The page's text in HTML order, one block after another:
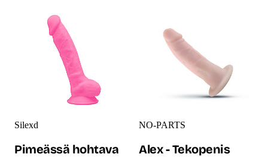
Silexd
Pimeässä hohtava
NO-PARTS
Alex - Tekopenis